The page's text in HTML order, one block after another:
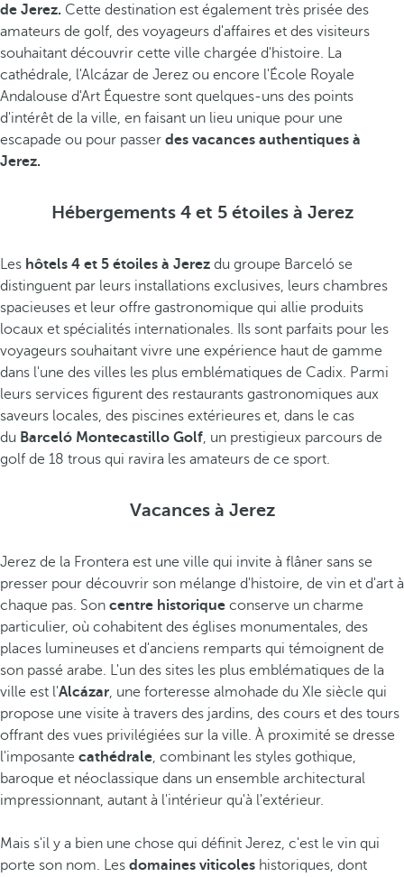
de Jerez. Cette destination est également très prisée des
amateurs de golf, des voyageurs d'affaires et des visiteurs
souhaitant découvrir cette ville chargée d'histoire. La
cathédrale, l'Alcázar de Jerez ou encore l'École Royale
Andalouse d'Art Équestre sont quelques-uns des points
d'intérêt de la ville, en faisant un lieu unique pour une
escapade ou pour passer des vacances authentiques à
Jerez.
Hébergements 4 et 5 étoiles à Jerez
Les hôtels 4 et 5 étoiles à Jerez du groupe Barceló se
distinguent par leurs installations exclusives, leurs chambres
spacieuses et leur offre gastronomique qui allie produits
locaux et spécialités internationales. Ils sont parfaits pour les
voyageurs souhaitant vivre une expérience haut de gamme
dans l'une des villes les plus emblématiques de Cadix. Parmi
leurs services figurent des restaurants gastronomiques aux
saveurs locales, des piscines extérieures et, dans le cas
du Barceló Montecastillo Golf, un prestigieux parcours de
golf de 18 trous qui ravira les amateurs de ce sport.
Vacances à Jerez
Jerez de la Frontera est une ville qui invite à flâner sans se
presser pour découvrir son mélange d'histoire, de vin et d'art à
chaque pas. Son centre historique conserve un charme
particulier, où cohabitent des églises monumentales, des
places lumineuses et d'anciens remparts qui témoignent de
son passé arabe. L'un des sites les plus emblématiques de la
ville est l'Alcázar, une forteresse almohade du XIe siècle qui
propose une visite à travers des jardins, des cours et des tours
offrant des vues privilégiées sur la ville. À proximité se dresse
l'imposante cathédrale, combinant les styles gothique,
baroque et néoclassique dans un ensemble architectural
impressionnant, autant à l'intérieur qu'à l'extérieur.
Mais s'il y a bien une chose qui définit Jerez, c'est le vin qui
porte son nom. Les domaines viticoles historiques, dont